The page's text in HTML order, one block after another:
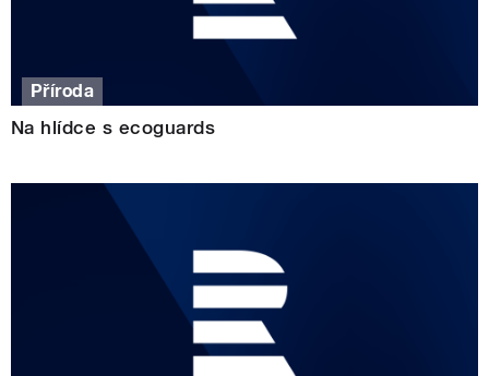
Příroda
Na hlídce s ecoguards